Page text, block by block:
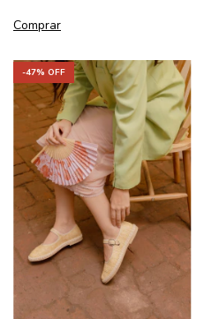
Comprar
-47% OFF